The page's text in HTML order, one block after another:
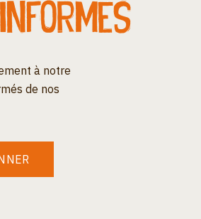
à notre
de nos